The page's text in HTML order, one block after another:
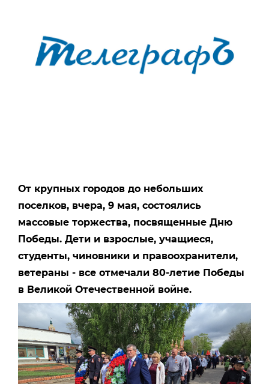
От крупных городов до небольших
поселков, вчера, 9 мая, состоялись
массовые торжества, посвященные Дню
Победы. Дети и взрослые, учащиеся,
студенты, чиновники и правоохранители,
ветераны - все отмечали 80-летие Победы
в Великой Отечественной войне.